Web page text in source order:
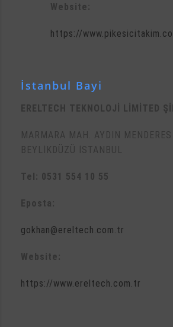
Website:
https://
İstanbul Bayi
ERELTECH TEKNOLOJİ LİMİTED
MARMARA MAH. AYDIN
BEYLİKDÜZÜ İSTANBUL
Tel: 0531 554 10 55
Eposta:
gokhan@ereltech.com.tr
Website:
https://www.ereltech.com.tr